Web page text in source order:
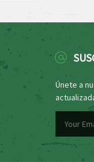
Únete a